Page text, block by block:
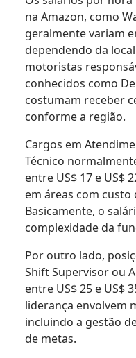
na Amazon, como
geralmente variam
dependendo da
motoristas
conhecidos como
costumam receber
conforme a região.
Cargos em
Técnico
entre US$ 17 e US$
em áreas com custo
Basicamente, o
complexidade da
Por outro lado,
Shift Supervisor ou
entre US$ 25 e US$
liderança envolvem
incluindo a gestão
de metas.